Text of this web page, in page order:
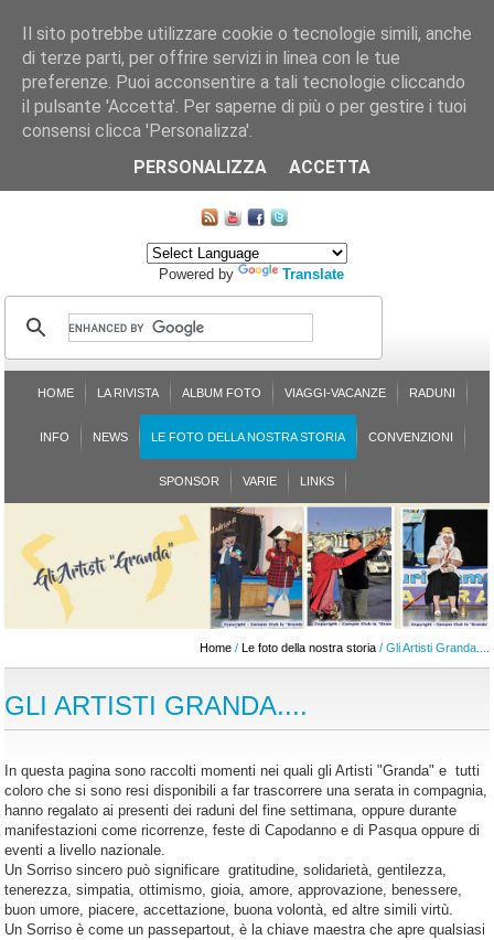
CHI SIAMO LE SEZIONI ASSICURGRANDA
ISCRIZIONE L'AVVOCATO RISPONDE SONDAGGI
Powered by Translate
HOME LA RIVISTA ALBUM FOTO VIAGGI-VACANZE RADUNI
INFO NEWS LE FOTO DELLA NOSTRA STORIA CONVENZIONI
SPONSOR VARIE LINKS
Home/ Le foto della nostra storia/ Gli Artisti Granda....
GLI ARTISTI GRANDA....
In questa pagina sono raccolti momenti nei quali gli Artisti "Granda" e tutti
coloro che si sono resi disponibili a far trascorrere una serata in compagnia,
hanno regalato ai presenti dei raduni del fine settimana, oppure durante
manifestazioni come ricorrenze, feste di Capodanno e di Pasqua oppure di
eventi a livello nazionale.
Un Sorriso sincero può significare gratitudine, solidarietà, gentilezza,
tenerezza, simpatia, ottimismo, gioia, amore, approvazione, benessere,
buon umore, piacere, accettazione, buona volontà, ed altre simili virtù.
Un Sorriso è come un passepartout, è la chiave maestra che apre qualsiasi
Il sito potrebbe utilizzare cookie o tecnologie simili, anche
di terze parti, per offrire servizi in linea con le tue
preferenze. Puoi acconsentire a tali tecnologie cliccando
il pulsante 'Accetta'. Per saperne di più o per gestire i tuoi
consensi clicca 'Personalizza'.
PERSONALIZZA
ACCETTA